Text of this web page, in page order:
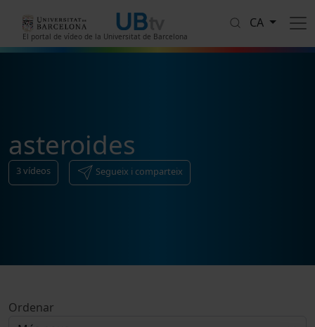
El portal de vídeo de la Universitat de Barcelona
CA
asteroides
3vídeos Segueix i comparteix
Ordenar